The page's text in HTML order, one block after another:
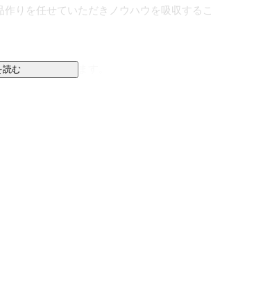
りを任せていただきノウハウを吸収するこ
して進行してます。
っている
得る
させていく社風を表現しています。
る、そして、そのために一緒に会社を作っ
ります。
読む